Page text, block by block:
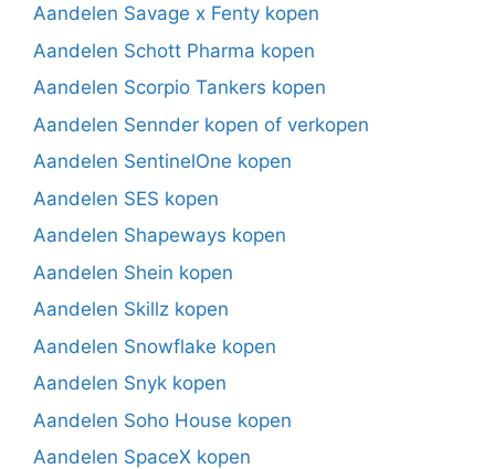
Aandelen Savage x Fenty kopen
Aandelen Schott Pharma kopen
Aandelen Scorpio Tankers kopen
Aandelen Sennder kopen of verkopen
Aandelen SentinelOne kopen
Aandelen SES kopen
Aandelen Shapeways kopen
Aandelen Shein kopen
Aandelen Skillz kopen
Aandelen Snowflake kopen
Aandelen Snyk kopen
Aandelen Soho House kopen
Aandelen SpaceX kopen